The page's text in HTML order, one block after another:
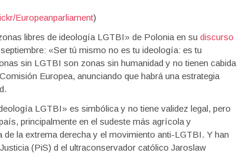
Europeanparliament)
libres de ideología LGTBI» de Polonia en su discurso
«Ser tú mismo no es tu ideología: es tu
sin LGTBI son zonas sin humanidad y no tienen cabida
Europea, anunciando que habrá una estrategia
LGTBI» es simbólica y no tiene validez legal, pero
principalmente en el sudeste más agrícola y
la extrema derecha y el movimiento anti-LGTBI. Y han
(PiS) d el ultraconservador católico Jaroslaw